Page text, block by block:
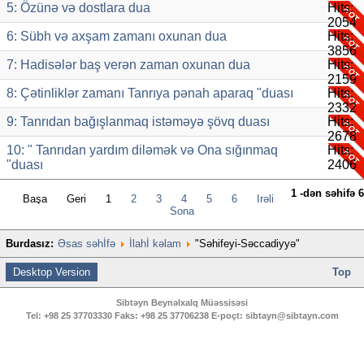
5: Özünə və dostlara dua
Hits:
2054
6: Sübh və axşam zamanı oxunan dua
Hits:
3856
7: Hadisələr baş verən zaman oxunan dua
Hits:
2159
8: Çətinliklər zamanı Tanrıya pənah aparaq "duası
Hits:
2332
9: Tanrıdan bağışlanmaq istəməyə şövq duası
Hits:
2678
10: " Tanrıdan yardım diləmək və Ona sığınmaq
"duası
Hits:
2406
1 -dən səhifə 6
Başa Geri 1 2 3 4 5 6
İrəli
Sona
Burdasız: Əsas səhİfə İlahİ kəlam "Səhifeyi-Səccadiyyə"
Desktop Version Top
Sibtəyn Beynəlxalq Müəssisəsi
Tel: +98 25 37703330 Faks: +98 25 37706238 E-poçt: sibtayn@sibtayn.com